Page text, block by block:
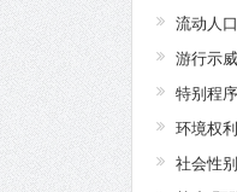
流动人
游行示
特别程
环境权利
社会性